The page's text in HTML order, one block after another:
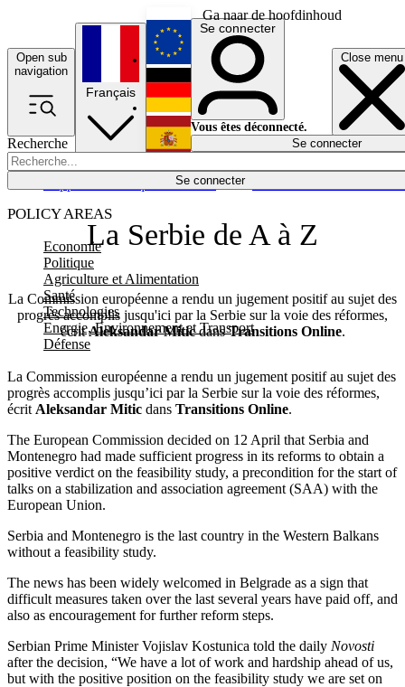
Ga naar de hoofdinhoud
Open sub
navigation
Close menu
Recherche
Se connecter
POLICY AREAS
Economie
Politique
Agriculture et Alimentation
Santé
Technologies
Energie, Environnement et Transport
Défense
Économie
Français
English
Deutsch
Español
Se connecter
Vous êtes déconnecté.
Se connecter
La Serbie de A à Z
La Commission européenne a rendu un jugement positif au sujet des
progrès accomplis jusqu'ici par la Serbie sur la voie des réformes,
écritAleksandar MiticdansTransitions Online.
La Commission européenne a rendu un jugement positif au sujet des
progrès accomplis jusqu’ici par la Serbie sur la voie des réformes,
écrit Aleksandar Mitic dans Transitions Online.
The European Commission decided on 12 April that Serbia and
Montenegro had made sufficient progress in its reforms to obtain a
positive verdict on the feasibility study, a precondition for the start of
talks on a stabilization and association agreement (SAA) with the
European Union.
Serbia and Montenegro is the last country in the Western Balkans
without a feasibility study.
The news has been widely welcomed in Belgrade as a sign that
difficult measures taken over the last several years have paid off, and
also as encouragement for further reform steps.
Serbian Prime Minister Vojislav Kostunica told the daily Novosti
after the decision, “We have a lot of work and hardship ahead of us,
but with the positive position on the feasibility study we are set on